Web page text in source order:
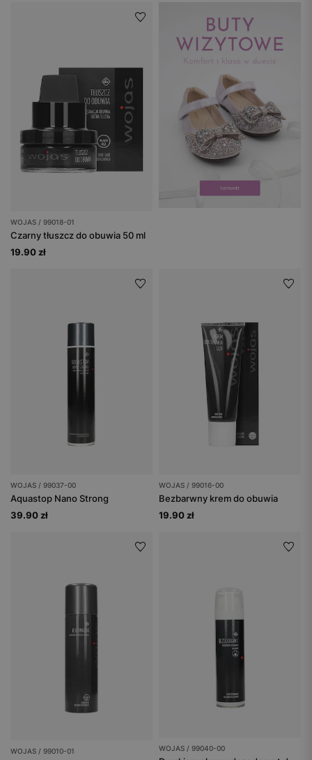
WOJAS / 99018-01
Czarny tłuszcz do obuwia 50 ml
19.90 zł
WOJAS / 99037-00
Aquastop Nano Strong
39.90 zł
WOJAS / 99016-00
Bezbarwny krem do obuwia
19.90 zł
WOJAS / 99010-01 WOJAS / 99040-00